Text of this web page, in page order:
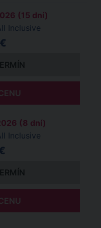
(15 dní)
Inclusive
(8 dní)
Inclusive